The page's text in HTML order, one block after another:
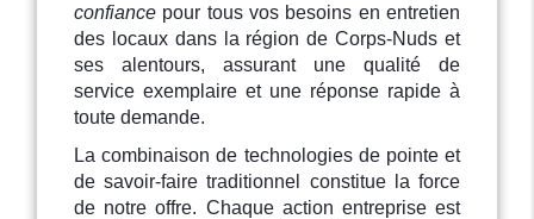
confiance pour tous vos besoins en entretien
des locaux dans la région de Corps-Nuds et
ses alentours, assurant une qualité de
service exemplaire et une réponse rapide à
toute demande.
La combinaison de technologies de pointe et
de savoir-faire traditionnel constitue la force
de notre offre. Chaque action entreprise est